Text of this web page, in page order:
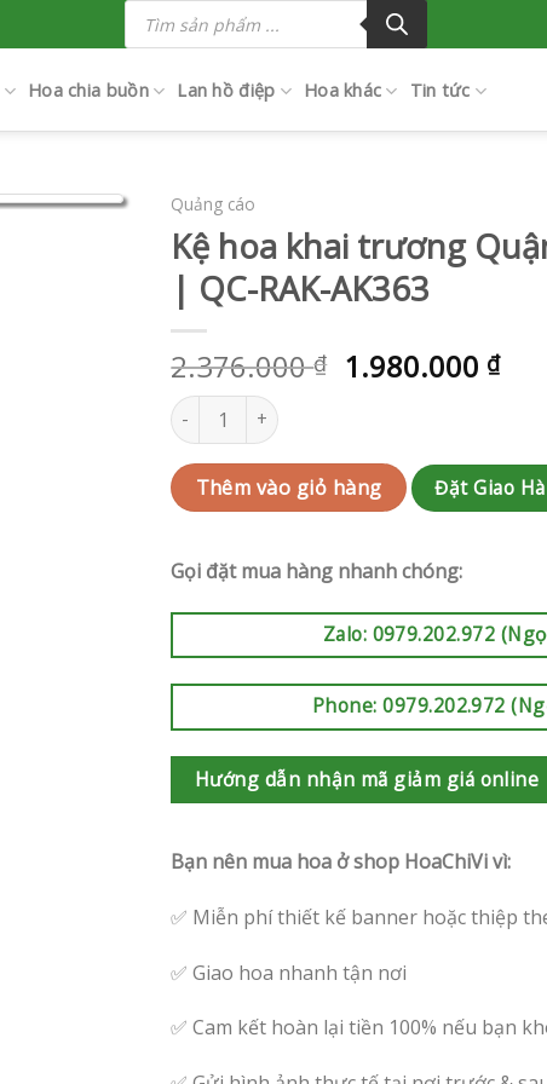
Tìm
kiếm
phẩm
Hoa chia buồn Lan hồ điệp Hoa khác Tin tức
Quảng cáo
Kệ hoa khai trương
| QC-RAK-AK363
2.376.000₫ 1.980.000 ₫
Kệ hoa khai trương Quận Phú Nhuận | QC-
Thêm vào giỏ hàng Đặt Giao
Gọi đặt mua hàng nhanh chóng:
Zalo: 0979.202.972
Phone: 0979.202.972
Hướng dẫn nhận mã giảm giá online
Bạn nên mua hoa ở shop HoaChiVi vì:
✅ Miễn phí thiết kế banner hoặc thiệp
✅ Giao hoa nhanh tận nơi
✅ Cam kết hoàn lại tiền 100% nếu bạn